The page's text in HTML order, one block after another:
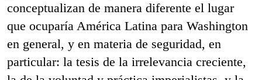
conceptualizan de manera diferente el lugar
que ocuparía América Latina para Washington
en general, y en materia de seguridad, en
particular: la tesis de la irrelevancia creciente,